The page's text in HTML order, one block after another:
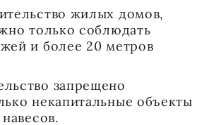
жилых домов,
только соблюдать
и более 20 метров
запрещено
некапитальные объекты